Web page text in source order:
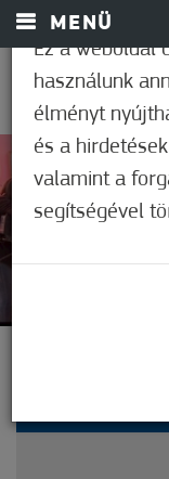
MENÜ
Nem értékelt
MEG A
Ez a weboldal
használunk
élményt
és a
valamint a
segítségével